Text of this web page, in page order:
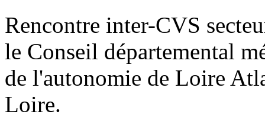
Rencontre inter-CVS
le Conseil départemental
de l'autonomie de Loire
Loire.